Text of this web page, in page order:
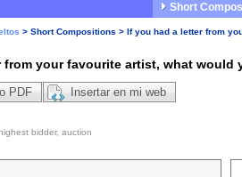
Short
> Short Compositions > If you had a letter from
from your favourite artist, what would
PDF Insertar en mi web
bidder, auction